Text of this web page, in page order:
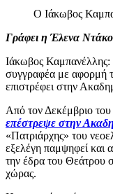
Ο Ιάκωβος
Γράφει η Έλενα
Ιάκωβος Καμπανέλλης:
συγγραφέα με αφορμή
επιστρέφει στην
Από τον Δεκέμβριο
επέστρεψε στην
«Πατριάρχης» του
εξελέγη παμψηφεί και
την έδρα του Θεάτρου
χώρας.